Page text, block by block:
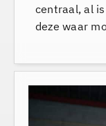
centraal, al
deze waar